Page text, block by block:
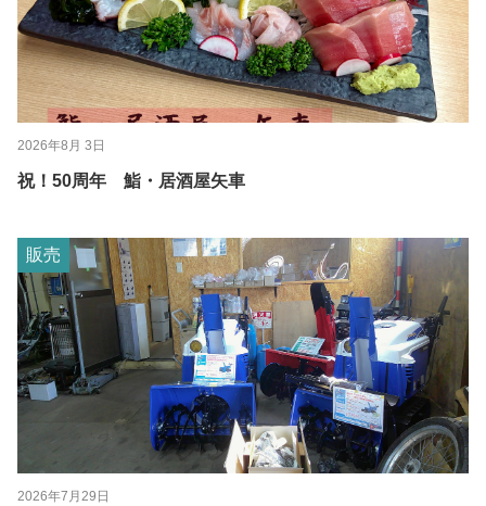
2026年8月 3日
祝！50周年 鮨・居酒屋矢車
販売
2026年7月29日